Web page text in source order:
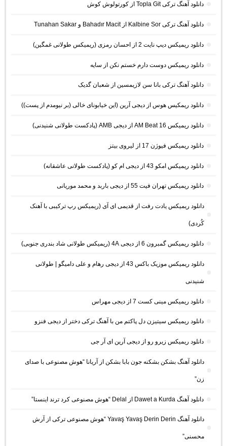
دانلود آهنگ ترکی Topla Git از کورتولوش کوش
دانلود آهنگ ترکی Kalbine Sor از Bahadır Macit و Tunahan Sakar
دانلود ریمیکس دیپ نایت 2 از احسان رمزی (ریمیکس طولانی غمگین)
دانلود ریمیکس دوست دارم خستم نکن از سایه
دانلود آهنگ ترکی بانا سن لازیمسین از شعبان گدیک
دانلود ریمکیس هوس از دیجی آرین (این خیابونای خالی (بر نیومدم از پست))
دانلود ریمیکس AM Beat 16 از دیجی AMB (پادکست طولانی شنیدنی)
دانلود ریمیکس فیوژن 17 از لیروی بیتز
دانلود ریمیکس امکو 43 از دیجی ام کو (پادکست طولانی عاشقانه)
دانلود ریمیکس تهران فیت 55 از دیجی باربد و محمد موریانی
دانلود ریمیکس یادت رفت از قدیمی ای آی (ریمیکس رپ ترکیبی با آهنک
کُردی)
دانلود ریمیکس گمبرون 6 از دیجی 4A (ریمیکس طولانی شاد بندری جنوبی)
دانلود ریمیکس موزیک باکس 43 از دیجی رهام و علی دامیگو | طولانی
شنیدنی
دانلود ریمیکس مینی کست 7 از دیجی مهراس
دانلود ریمیکس سیتیزن دل پاکتم من با آهنگ ترکی دختر از دیجی فنزو
دانلود ریمیکس زیرو رو از دیجی آرین ای آر جی
دانلود آهنگ بشکن بشکنه جون بابا بشکن از آریانا “هوش مصنوعی با صدای
زن”
دانلود آهنگ Dawet a Kurda از Delal “هوش مصنوعی کرد ترند اینستا”
دانلود آهنگ Yavaş Yavaş Derin Derin “هوش مصنوعی ترکی از آرش
محسنی”